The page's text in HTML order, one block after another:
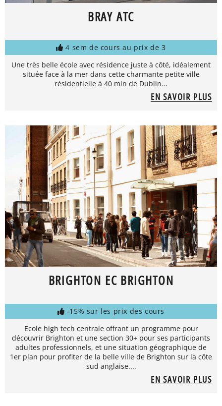
BRAY ATC
4 sem de cours au prix de 3
Une très belle école avec résidence juste à côté, idéalement
située face à la mer dans cette charmante petite ville
résidentielle à 40 min de Dublin...
EN SAVOIR PLUS
BRIGHTON EC BRIGHTON
-15% sur les prix des cours
Ecole high tech centrale offrant un programme pour
découvrir Brighton et une section 30+ pour ses participants
adultes professionnels, et une situation géographique de
1er plan pour profiter de la belle ville de Brighton sur la côte
sud anglaise....
EN SAVOIR PLUS